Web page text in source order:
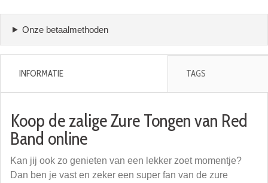
Onze betaalmethoden
INFORMATIE TAGS
Koop de zalige Zure Tongen van Red
Band online
Kan jij ook zo genieten van een lekker zoet momentje?
Dan ben je vast en zeker een super fan van de zure